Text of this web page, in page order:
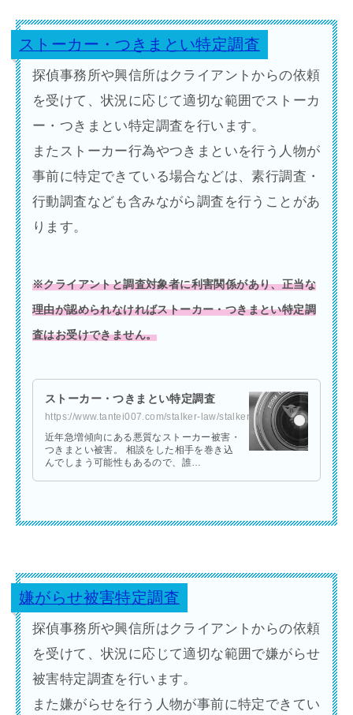
ストーカー・つきまとい特定調査
探偵事務所や興信所はクライアントからの依頼
を受けて、状況に応じて適切な範囲でストーカ
ー・つきまとい特定調査を行います。
またストーカー行為やつきまといを行う人物が
事前に特定できている場合などは、素行調査・
行動調査なども含みながら調査を行うことがあ
ります。
※クライアントと調査対象者に利害関係があり、正当な
理由が認められなければストーカー・つきまとい特定調
査はお受けできません。
ストーカー・つきまとい特定調査
https://www.tantei007.com/stalker-law/stalker/
近年急増傾向にある悪質なストーカー被害・
つきまとい被害。 相談をした相手を巻き込
んでしまう可能性もあるので、誰…
嫌がらせ被害特定調査
探偵事務所や興信所はクライアントからの依頼
を受けて、状況に応じて適切な範囲で嫌がらせ
被害特定調査を行います。
また嫌がらせを行う人物が事前に特定できてい